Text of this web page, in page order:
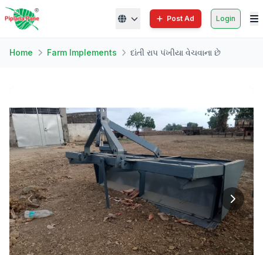
Post Ad Login
Home Farm Implements દાંતી રાપ પંખીયા વેચવાના છે